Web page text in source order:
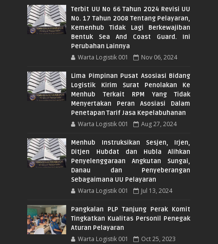
Terbit UU No 66 Tahun 2024 Revisi UU
No. 17 Tahun 2008 Tentang Pelayaran,
Kemenhub Tidak Lagi Berkewajiban
Bentuk Sea And Coast Guard. Ini
Perubahan Lainnya
Warta Logistik 001 Nov 06, 2024
Lima Pimpinan Pusat Asosiasi Bidang
Logistik Kirim Surat Penolakan Ke
Menhub Terkait RPM Yang Tidak
Menyertakan Peran Asosiasi Dalam
Penetapan Tarif Jasa Kepelabuhanan
Warta Logistik 001 Aug 27, 2024
Menhub Instruksikan Sesjen, Irjen,
Ditjen Hubdat dan Hubla Alihkan
Penyelenggaraan Angkutan Sungai,
Danau dan Penyeberangan
Sebagaimana UU Pelayaran
Warta Logistik 001 Jul 13, 2024
Pangkalan PLP Tanjung Perak Komit
Tingkatkan Kualitas Personil Penegak
Aturan Pelayaran
Warta Logistik 001 Oct 25, 2023